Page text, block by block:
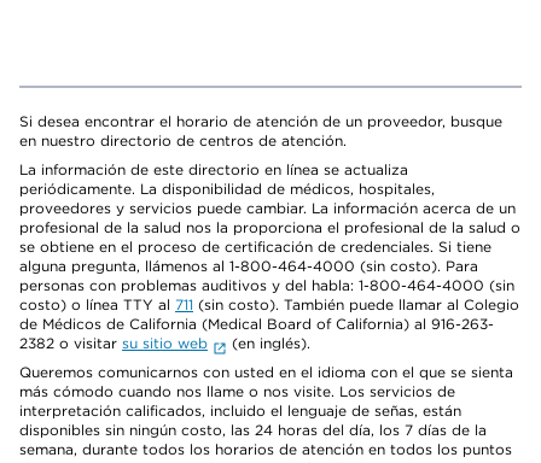
Si desea encontrar el horario de atención de un proveedor, busque
en nuestro directorio de centros de atención.
La información de este directorio en línea se actualiza
periódicamente. La disponibilidad de médicos, hospitales,
proveedores y servicios puede cambiar. La información acerca de un
profesional de la salud nos la proporciona el profesional de la salud o
se obtiene en el proceso de certificación de credenciales. Si tiene
alguna pregunta, llámenos al 1-800-464-4000 (sin costo). Para
personas con problemas auditivos y del habla: 1-800-464-4000 (sin
costo) o línea TTY al 711 (sin costo). También puede llamar al Colegio
de Médicos de California (Medical Board of California) al 916-263-
2382 o visitar su sitio web
(en inglés).
Queremos comunicarnos con usted en el idioma con el que se sienta
más cómodo cuando nos llame o nos visite. Los servicios de
interpretación calificados, incluido el lenguaje de señas, están
disponibles sin ningún costo, las 24 horas del día, los 7 días de la
semana, durante todos los horarios de atención en todos los puntos